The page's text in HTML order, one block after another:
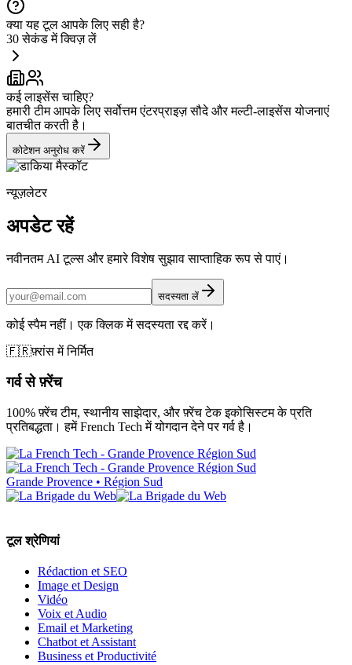
क्या यह टूल आपके लिए सही है?
30 सेकंड में क्विज़ लें
कई लाइसेंस चाहिए?
हमारी टीम आपके लिए सर्वोत्तम एंटरप्राइज़ सौदे और मल्टी-लाइसेंस योजनाएं
बातचीत करती है।
कोटेशन अनुरोध करें
न्यूज़लेटर
अपडेट रहें
नवीनतम AI टूल्स और हमारे विशेष सुझाव साप्ताहिक रूप से पाएं।
सदस्यता लें
कोई स्पैम नहीं। एक क्लिक में सदस्यता रद्द करें।
🇫🇷फ़्रांस में निर्मित
गर्व से फ़्रेंच
100% फ़्रेंच टीम, स्थानीय साझेदार, और फ़्रेंच टेक इकोसिस्टम के प्रति
प्रतिबद्धता। हमें French Tech में योगदान देने पर गर्व है।
Grande Provence • Région Sud
टूल श्रेणियां
Rédaction et SEO
Image et Design
Vidéo
Voix et Audio
Email et Marketing
Chatbot et Assistant
Business et Productivité